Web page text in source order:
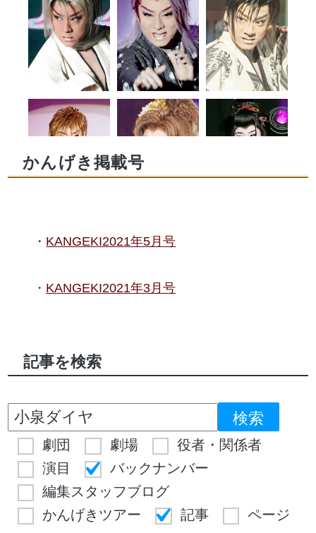
かんげき掲載号
KANGEKI2021年5月号
KANGEKI2021年3月号
記事を検索
劇団 劇場
役者・関係者
演目
バックナンバー
編集スタッフブログ
かんげきツアー
記事 ページ